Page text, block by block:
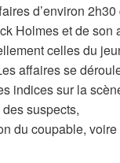
d’environ
Holmes et de son
celles du
affaires se
indices sur la
suspects,
du coupable,